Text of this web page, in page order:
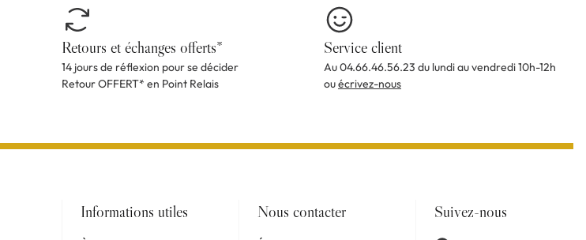
Retours et échanges offerts*
14 jours de réflexion pour se décider
Retour OFFERT* en Point Relais
Service client
Au 04.66.46.56.23 du lundi au vendredi 10h-12h
ouécrivez-nous
Informations utiles Nous contacter Suivez-nous